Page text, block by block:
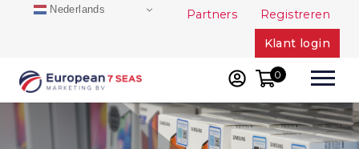
Partners
Registreren
Klant login
0
Nederlands